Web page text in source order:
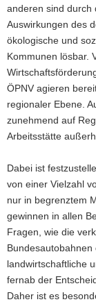
d
e
N
a
v
i
g
a
t
o
n
n
anderen sind durch
Auswirkungen des
ökologische und
Kommunen lösbar.
ÖPNV agieren
regionaler Ebene.
zunehmend auf
Arbeitsstätte
Dabei ist
von einer Vielzahl
nur in begrenztem
gewinnen in allen
Fragen, wie die
landwirtschaftliche
fernab der
Daher ist es